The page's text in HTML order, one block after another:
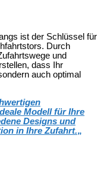
ist der Schlüssel für
Durch
und
dass Ihr
auch optimal
Modell für Ihre
Designs und
in Ihre Zufahrt.„